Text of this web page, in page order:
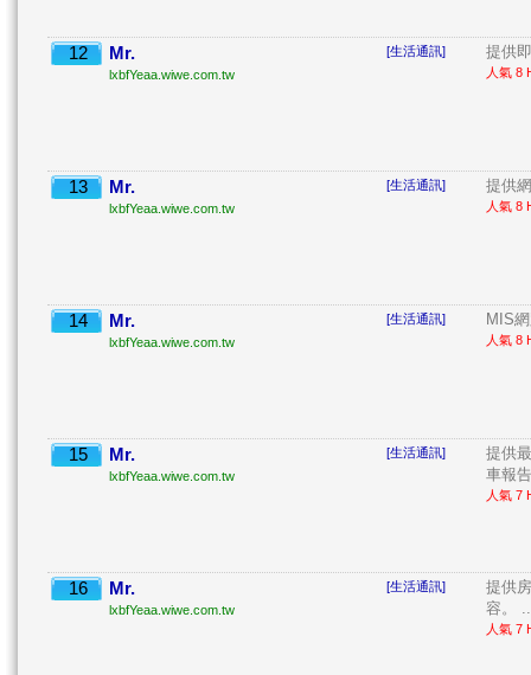
12 Mr.
lxbfYeaa.wiwe.com.tw
[生活通訊] 提供
人氣 8
13 Mr.
lxbfYeaa.wiwe.com.tw
[生活通訊] 提供
人氣 8
14 Mr.
lxbfYeaa.wiwe.com.tw
[生活通訊] MIS
人氣 8
15 Mr.
lxbfYeaa.wiwe.com.tw
[生活通訊]
提供
車報
人氣 7
16 Mr.
lxbfYeaa.wiwe.com.tw
[生活通訊]
提供
容。
人氣 7